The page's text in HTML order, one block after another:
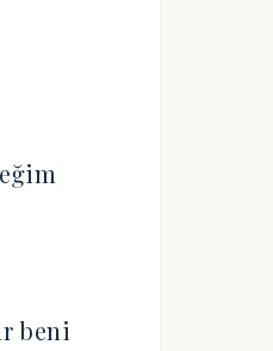
beni